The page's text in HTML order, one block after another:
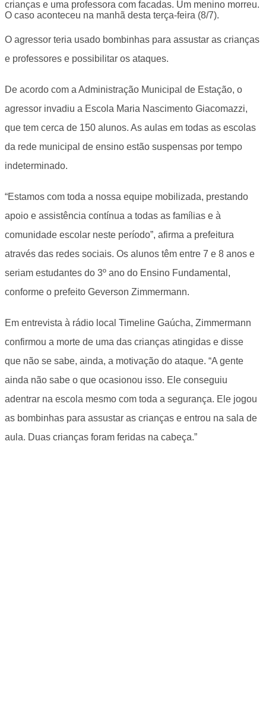
crianças e uma professora com facadas. Um menino morreu.
O caso aconteceu na manhã desta terça-feira (8/7).
O agressor teria usado bombinhas para assustar as crianças
e professores e possibilitar os ataques.
De acordo com a Administração Municipal de Estação, o
agressor invadiu a Escola Maria Nascimento Giacomazzi,
que tem cerca de 150 alunos. As aulas em todas as escolas
da rede municipal de ensino estão suspensas por tempo
indeterminado.
“Estamos com toda a nossa equipe mobilizada, prestando
apoio e assistência contínua a todas as famílias e à
comunidade escolar neste período”, afirma a prefeitura
através das redes sociais. Os alunos têm entre 7 e 8 anos e
seriam estudantes do 3º ano do Ensino Fundamental,
conforme o prefeito Geverson Zimmermann.
Em entrevista à rádio local Timeline Gaúcha, Zimmermann
confirmou a morte de uma das crianças atingidas e disse
que não se sabe, ainda, a motivação do ataque. “A gente
ainda não sabe o que ocasionou isso. Ele conseguiu
adentrar na escola mesmo com toda a segurança. Ele jogou
as bombinhas para assustar as crianças e entrou na sala de
aula. Duas crianças foram feridas na cabeça.”